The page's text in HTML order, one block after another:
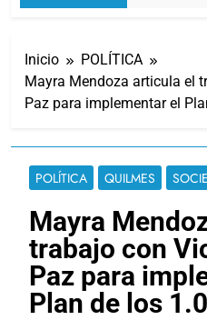
Inicio
POLÍTICA
Mayra Mendoza articula el
Paz para implementar el
POLÍTICA QUILMES
Mayra
trabajo con
Paz para
Plan de los